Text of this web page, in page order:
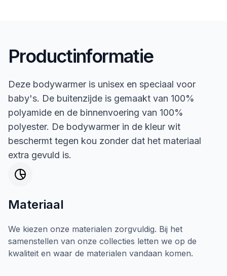
Productinformatie
Deze bodywarmer is unisex en speciaal voor
baby's. De buitenzijde is gemaakt van 100%
polyamide en de binnenvoering van 100%
polyester. De bodywarmer in de kleur wit
beschermt tegen kou zonder dat het materiaal
extra gevuld is.
Materiaal
We kiezen onze materialen zorgvuldig. Bij het
samenstellen van onze collecties letten we op de
kwaliteit en waar de materialen vandaan komen.